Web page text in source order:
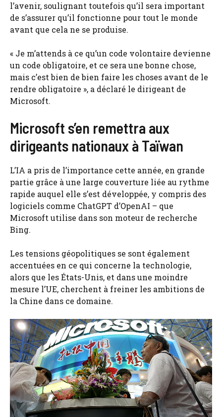
l’avenir, soulignant toutefois qu’il sera important
de s’assurer qu’il fonctionne pour tout le monde
avant que cela ne se produise.
« Je m’attends à ce qu’un code volontaire devienne
un code obligatoire, et ce sera une bonne chose,
mais c’est bien de bien faire les choses avant de le
rendre obligatoire », a déclaré le dirigeant de
Microsoft.
Microsoft s’en remettra aux
dirigeants nationaux à Taïwan
L’IA a pris de l’importance cette année, en grande
partie grâce à une large couverture liée au rythme
rapide auquel elle s’est développée, y compris des
logiciels comme ChatGPT d’OpenAI – que
Microsoft utilise dans son moteur de recherche
Bing.
Les tensions géopolitiques se sont également
accentuées en ce qui concerne la technologie,
alors que les États-Unis, et dans une moindre
mesure l’UE, cherchent à freiner les ambitions de
la Chine dans ce domaine.